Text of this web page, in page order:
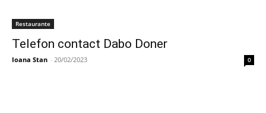
Restaurante
Telefon contact Dabo Doner
Ioana Stan - 20/02/2023 0